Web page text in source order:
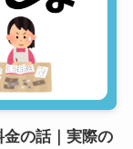
金の話｜実際の